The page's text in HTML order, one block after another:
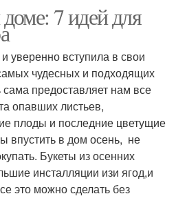
7 идей для
уверенно вступила в свои
чудесных и подходящих
предоставляет нам все
опавших листьев,
плоды и последние цветущие
впустить в дом осень, не
Букеты из осенних
инсталляции изи ягод,и
это можно сделать без